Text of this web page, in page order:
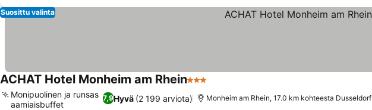
Suosittu valinta
ACHAT Hotel Monheim am Rhein3 Tähtiluokitus
7,9Hyvä (2 199 arviota)
Monipuolinen ja runsas
aamiaisbuffet
Monheim am Rhein, 17.0 km kohteesta Dusseldorf